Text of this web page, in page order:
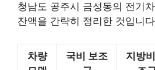
청남도 공주시 금성동의 전기
잔액을 간략히 정리한 것입니
차량
국비 보조
지방